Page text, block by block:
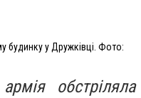
будинку у Дружківці. Фото:
обстріляла